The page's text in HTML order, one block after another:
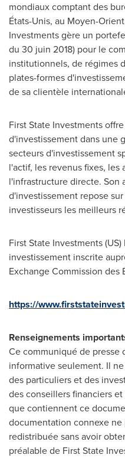
mondiaux comptant des
États-Unis, au Moyen-
Investments gère un
du 30 juin 2018) pour le
institutionnels, de régimes
plates-formes
de sa clientèle
First State Investments
d'investissement dans une
secteurs d'investissement
l'actif, les revenus fixes,
l'infrastructure directe. Son
d'investissement repose
investisseurs les meilleurs
First State Investments
investissement inscrite
Exchange Commission des
https://
Renseignements
Ce communiqué de presse
informative seulement. Il
des particuliers et des
des conseillers financiers
que contiennent ce
documentation connexe
redistribuée sans avoir
préalable de First State